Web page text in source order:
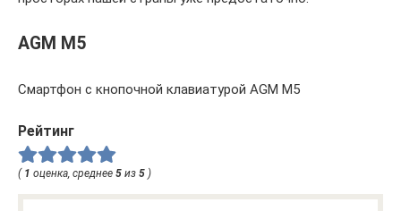
AGM M5
Смартфон с кнопочной клавиатурой AGM M5
Рейтинг
( 1 оценка, среднее 5 из 5 )